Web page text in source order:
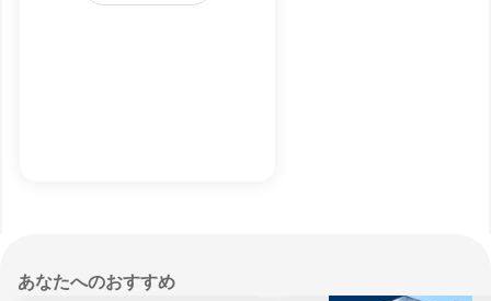
あなたへのおすすめ